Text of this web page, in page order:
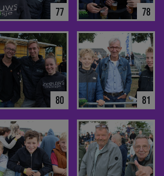
77 78
80 81